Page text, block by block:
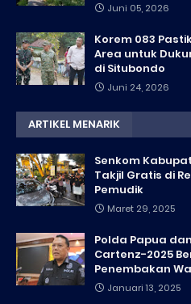
Juni 05, 2026
Korem 083
Area untuk
di Situbondo
Juni 24, 2026
ARTIKEL MENARIK
Senkom
Takjil Gratis di
Pemudik
Maret 29, 2025
Polda Papua
Cartenz-2025
Penembakan
Januari 13, 2025